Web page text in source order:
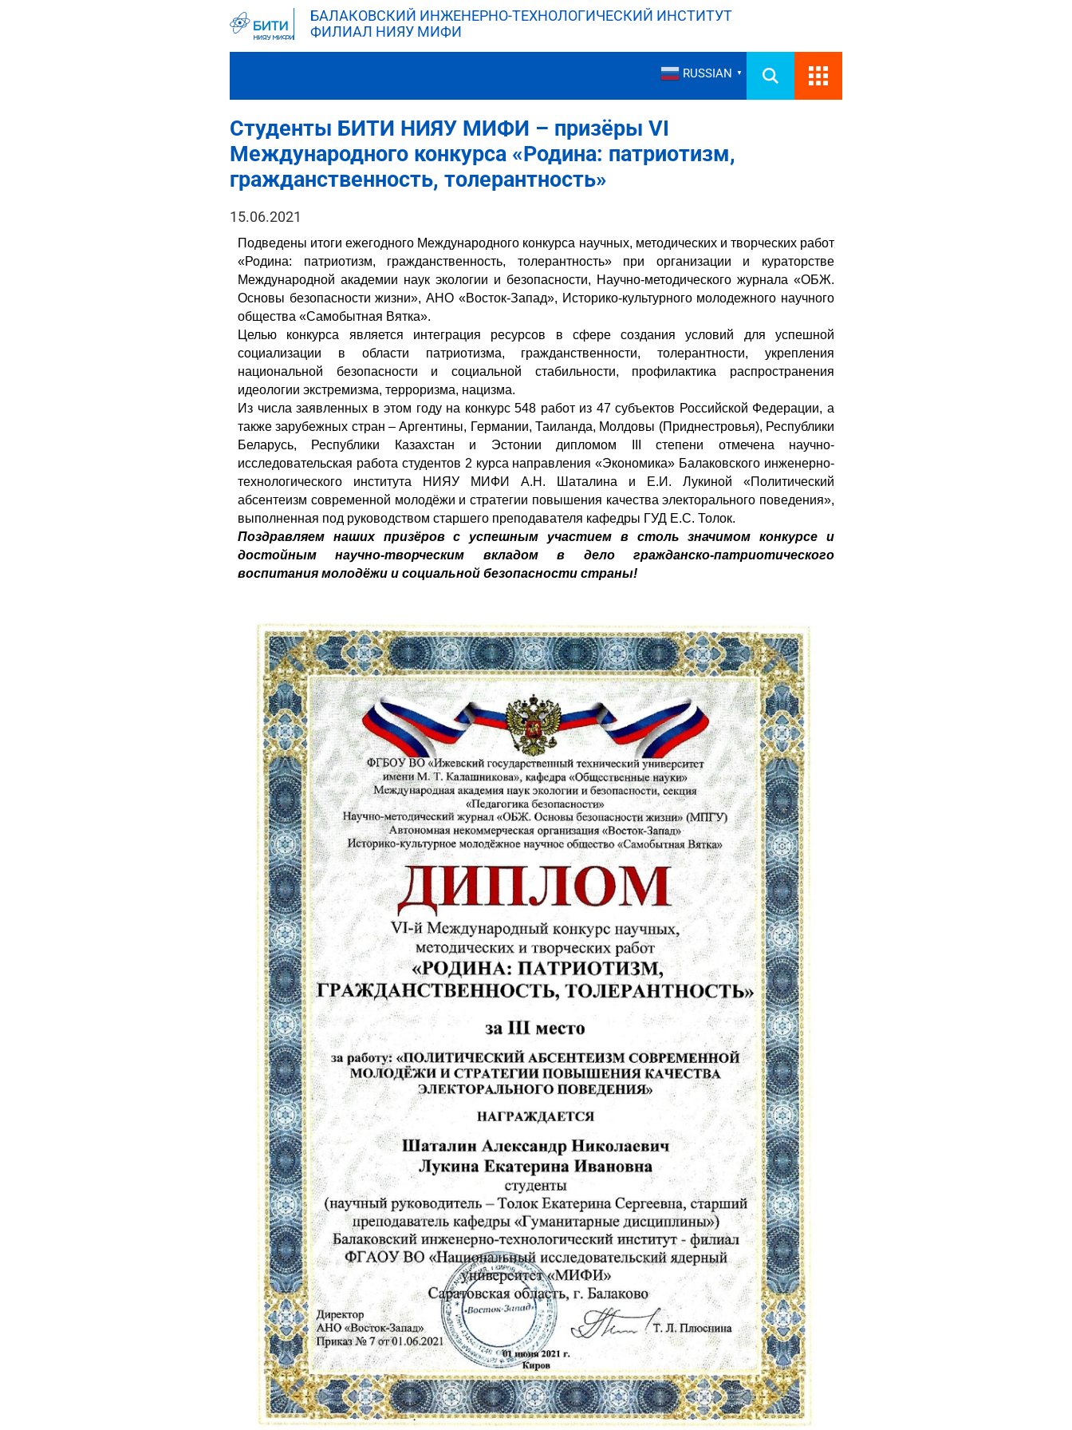
БАЛАКОВСКИЙ ИНЖЕНЕРНО-ТЕХНОЛОГИЧЕСКИЙ ИНСТИТУТ
ФИЛИАЛ НИЯУ МИФИ
RUSSIAN ▼
Студенты БИТИ НИЯУ МИФИ – призёры VI
Международного конкурса «Родина: патриотизм,
гражданственность, толерантность»
15.06.2021
Подведены итоги ежегодного Международного конкурса научных, методических и творческих работ
«Родина: патриотизм, гражданственность, толерантность» при организации и кураторстве
Международной академии наук экологии и безопасности, Научно-методического журнала «ОБЖ.
Основы безопасности жизни», АНО «Восток-Запад», Историко-культурного молодежного научного
общества «Самобытная Вятка».
Целью конкурса является интеграция ресурсов в сфере создания условий для успешной
социализации в области патриотизма, гражданственности, толерантности, укрепления
национальной безопасности и социальной стабильности, профилактика распространения
идеологии экстремизма, терроризма, нацизма.
Из числа заявленных в этом году на конкурс 548 работ из 47 субъектов Российской Федерации, а
также зарубежных стран – Аргентины, Германии, Таиланда, Молдовы (Приднестровья), Республики
Беларусь, Республики Казахстан и Эстонии дипломом III степени отмечена научно-
исследовательская работа студентов 2 курса направления «Экономика» Балаковского инженерно-
технологического института НИЯУ МИФИ А.Н. Шаталина и Е.И. Лукиной «Политический
абсентеизм современной молодёжи и стратегии повышения качества электорального поведения»,
выполненная под руководством старшего преподавателя кафедры ГУД Е.С. Толок.
Поздравляем наших призёров с успешным участием в столь значимом конкурсе и
достойным научно-творческим вкладом в дело гражданско-патриотического
воспитания молодёжи и социальной безопасности страны!